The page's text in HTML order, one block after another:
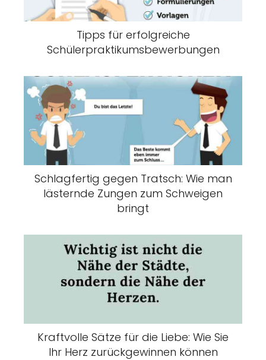
Tipps für erfolgreiche
Schülerpraktikumsbewerbungen
Schlagfertig gegen Tratsch: Wie man
lästernde Zungen zum Schweigen
bringt
Kraftvolle Sätze für die Liebe: Wie Sie
Ihr Herz zurückgewinnen können